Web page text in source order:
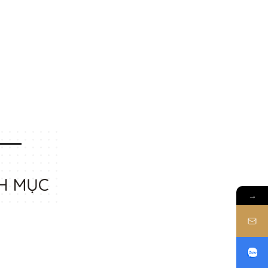
MỤC
→